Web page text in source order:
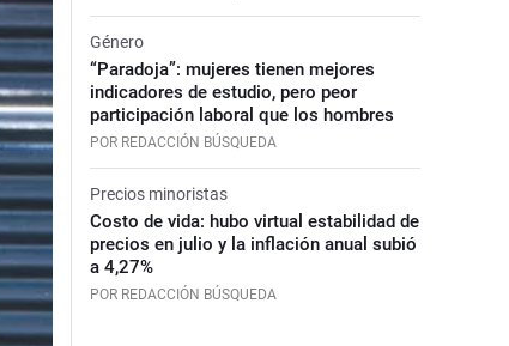
Género
“Paradoja”: mujeres tienen mejores
indicadores de estudio, pero peor
participación laboral que los hombres
POR REDACCIÓN BÚSQUEDA
Precios minoristas
Costo de vida: hubo virtual estabilidad de
precios en julio y la inflación anual subió
a 4,27%
POR REDACCIÓN BÚSQUEDA